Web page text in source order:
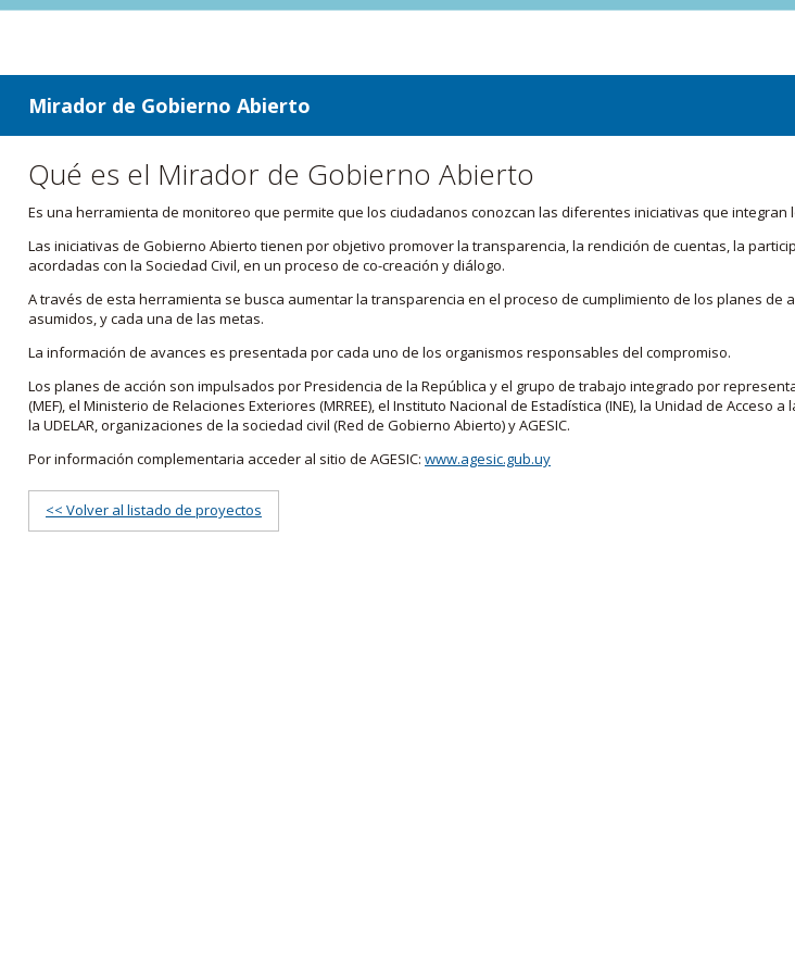
ir a contenido
ir al menú
Mirador de Gobierno Abierto
Qué es el Mirador de Gobierno Abierto
Es una herramienta de monitoreo que permite que los ciudadanos conozcan las diferentes iniciativas que integran
Las iniciativas de Gobierno Abierto tienen por objetivo promover la transparencia, la rendición de cuentas, la
acordadas con la Sociedad Civil, en un proceso de co-creación y diálogo.
A través de esta herramienta se busca aumentar la transparencia en el proceso de cumplimiento de los planes
asumidos, y cada una de las metas.
La información de avances es presentada por cada uno de los organismos responsables del compromiso.
Los planes de acción son impulsados por Presidencia de la República y el grupo de trabajo integrado por
(MEF), el Ministerio de Relaciones Exteriores (MRREE), el Instituto Nacional de Estadística (INE), la Unidad de
la UDELAR, organizaciones de la sociedad civil (Red de Gobierno Abierto) y AGESIC.
Por información complementaria acceder al sitio de AGESIC: www.agesic.gub.uy
<< Volver al listado de proyectos